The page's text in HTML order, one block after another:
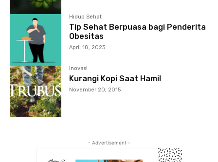
Hidup Sehat
Tip Sehat Berpuasa bagi Penderita
Obesitas
April 18, 2023
Inovasi
Kurangi Kopi Saat Hamil
November 20, 2015
- Advertisement -